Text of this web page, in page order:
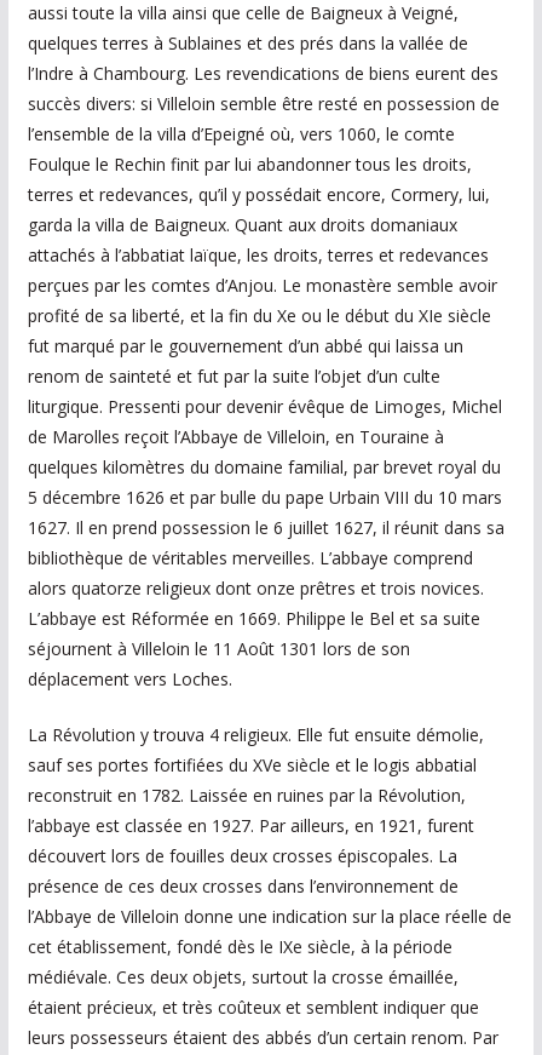
aussi toute la villa ainsi que celle de Baigneux à Veigné,
quelques terres à Sublaines et des prés dans la vallée de
l’Indre à Chambourg. Les revendications de biens eurent des
succès divers: si Villeloin semble être resté en possession de
l’ensemble de la villa d’Epeigné où, vers 1060, le comte
Foulque le Rechin finit par lui abandonner tous les droits,
terres et redevances, qu’il y possédait encore, Cormery, lui,
garda la villa de Baigneux. Quant aux droits domaniaux
attachés à l’abbatiat laïque, les droits, terres et redevances
perçues par les comtes d’Anjou. Le monastère semble avoir
profité de sa liberté, et la fin du Xe ou le début du XIe siècle
fut marqué par le gouvernement d’un abbé qui laissa un
renom de sainteté et fut par la suite l’objet d’un culte
liturgique. Pressenti pour devenir évêque de Limoges, Michel
de Marolles reçoit l’Abbaye de Villeloin, en Touraine à
quelques kilomètres du domaine familial, par brevet royal du
5 décembre 1626 et par bulle du pape Urbain VIII du 10 mars
1627. Il en prend possession le 6 juillet 1627, il réunit dans sa
bibliothèque de véritables merveilles. L’abbaye comprend
alors quatorze religieux dont onze prêtres et trois novices.
L’abbaye est Réformée en 1669. Philippe le Bel et sa suite
séjournent à Villeloin le 11 Août 1301 lors de son
déplacement vers Loches.
La Révolution y trouva 4 religieux. Elle fut ensuite démolie,
sauf ses portes fortifiées du XVe siècle et le logis abbatial
reconstruit en 1782. Laissée en ruines par la Révolution,
l’abbaye est classée en 1927. Par ailleurs, en 1921, furent
découvert lors de fouilles deux crosses épiscopales. La
présence de ces deux crosses dans l’environnement de
l’Abbaye de Villeloin donne une indication sur la place réelle de
cet établissement, fondé dès le IXe siècle, à la période
médiévale. Ces deux objets, surtout la crosse émaillée,
étaient précieux, et très coûteux et semblent indiquer que
leurs possesseurs étaient des abbés d’un certain renom. Par